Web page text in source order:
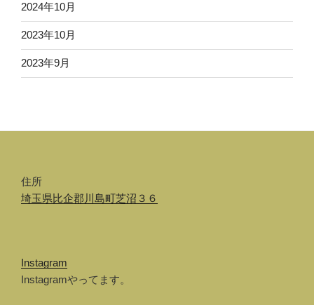
2024年10月
2023年10月
2023年9月
住所
埼玉県比企郡川島町芝沼３６
Instagram
Instagramやってます。